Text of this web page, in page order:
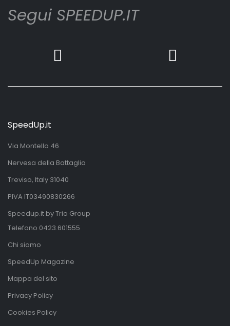
Segui SPEEDUP.IT
SpeedUp.it
Via Montello 46
Nervesa della Battaglia
Treviso, Italy 31040
PIVA IT03490830266
Speedup.it by Trio Group
Telefono 0423.601555
Chi siamo
SpeedUp Magazine
Mappa del sito
Privacy Policy
Cookies Policy